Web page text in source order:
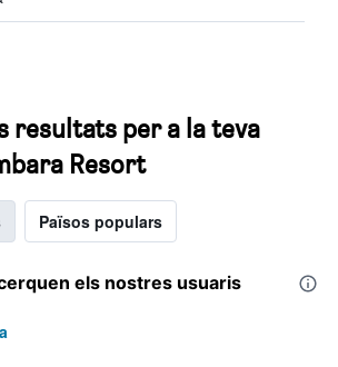
resultats per a la teva
Resort
Països populars
els nostres usuaris